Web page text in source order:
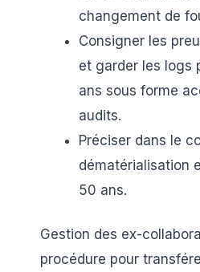
changement de
Consigner les
et garder les logs
ans sous forme
audits.
Préciser dans le
dématérialisation
50 ans.
Gestion des ex-
procédure pour